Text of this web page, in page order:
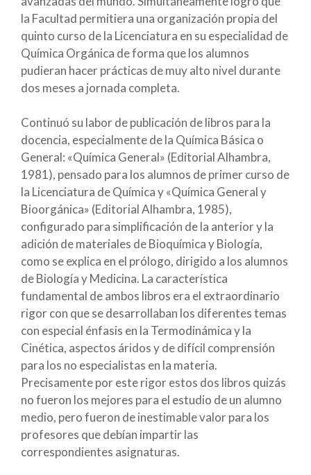
la Facultad permitiera una organización propia del
quinto curso de la Licenciatura en su especialidad de
Química Orgánica de forma que los alumnos
pudieran hacer prácticas de muy alto nivel durante
dos meses a jornada completa.
Continuó su labor de publicación de libros para la
docencia, especialmente de la Química Básica o
General: «Química General» (Editorial Alhambra,
1981), pensado para los alumnos de primer curso de
la Licenciatura de Química y «Química General y
Bioorgánica» (Editorial Alhambra, 1985),
configurado para simplificación de la anterior y la
adición de materiales de Bioquímica y Biología,
como se explica en el prólogo, dirigido a los alumnos
de Biología y Medicina. La característica
fundamental de ambos libros era el extraordinario
rigor con que se desarrollaban los diferentes temas
con especial énfasis en la Termodinámica y la
Cinética, aspectos áridos y de difícil comprensión
para los no especialistas en la materia.
Precisamente por este rigor estos dos libros quizás
no fueron los mejores para el estudio de un alumno
medio, pero fueron de inestimable valor para los
profesores que debían impartir las
correspondientes asignaturas.